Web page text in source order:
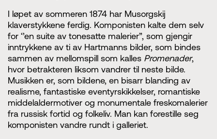
I løpet av sommeren 1874 har Musorgskij
klaverstykkene ferdig. Komponisten kalte dem selv
for ‘’en suite av tonesatte malerier”, som gjengir
inntrykkene av ti av Hartmanns bilder, som bindes
sammen av mellomspill som kalles Promenader,
hvor betrakteren liksom vandrer til neste bilde.
Musikken er, som bildene, en bisarr blanding av
realisme, fantastiske eventyrskikkelser, romantiske
middelaldermotiver og monumentale freskomalerier
fra russisk fortid og folkeliv. Man kan forestille seg
komponisten vandre rundt i galleriet.